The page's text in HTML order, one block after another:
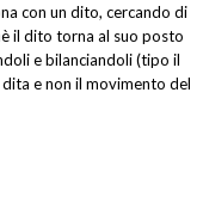
con un dito, cercando di
il dito torna al suo posto
e bilanciandoli (tipo il
e non il movimento del